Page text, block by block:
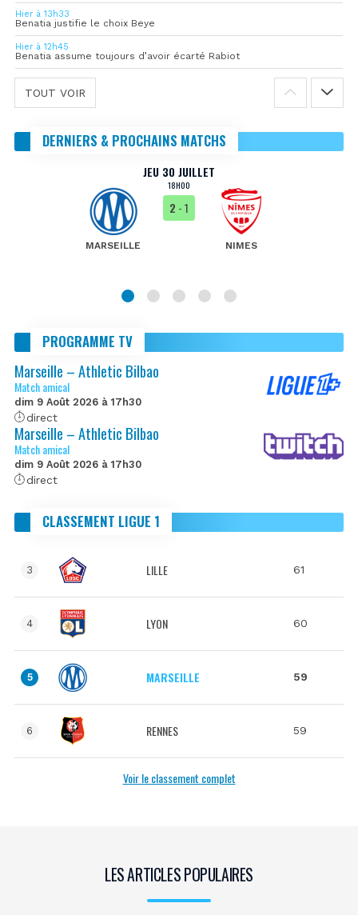
Hier à 13h33
Benatia justifie le choix Beye
Hier à 12h45
Benatia assume toujours d’avoir écarté Rabiot
TOUT VOIR
DERNIERS & PROCHAINS MATCHS
JEU 30 JUILLET
18H00
MARSEILLE
2 - 1
NIMES
PROGRAMME TV
Marseille – Athletic Bilbao
Match amical
dim 9 Août 2026 à 17h30
direct
Marseille – Athletic Bilbao
Match amical
dim 9 Août 2026 à 17h30
direct
CLASSEMENT LIGUE 1
3 LILLE 61
4 LYON 60
5 MARSEILLE 59
6 RENNES 59
Voir le classement complet
LES ARTICLES POPULAIRES